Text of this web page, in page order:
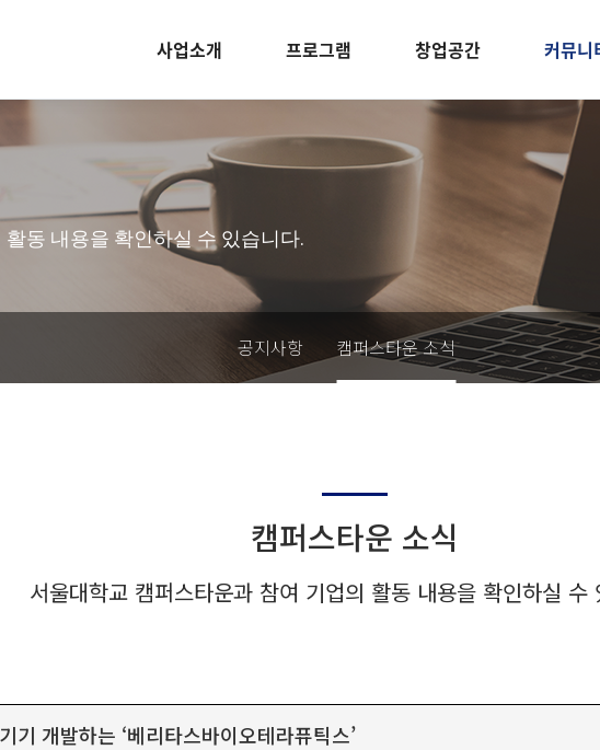
사업소개 프로그램 창업공간 커뮤니
동 내용을 확인하실 수 있습니다.
공지사항 캠퍼스타운 소식
캠퍼스타운 소식
서울대학교 캠퍼스타운과 참여 기업의 활동 내용을 확인하실 수
기 개발하는 ‘베리타스바이오테라퓨틱스’